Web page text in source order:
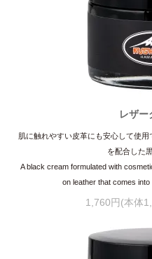
レザー
肌に触れやすい皮革にも安心して使
を配合した
A black cream formulated with
on leather that comes
1,760円(本体